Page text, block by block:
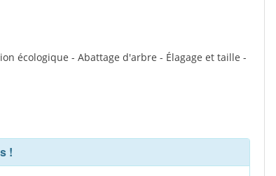
écologique - Abattage d'arbre - Élagage et taille -